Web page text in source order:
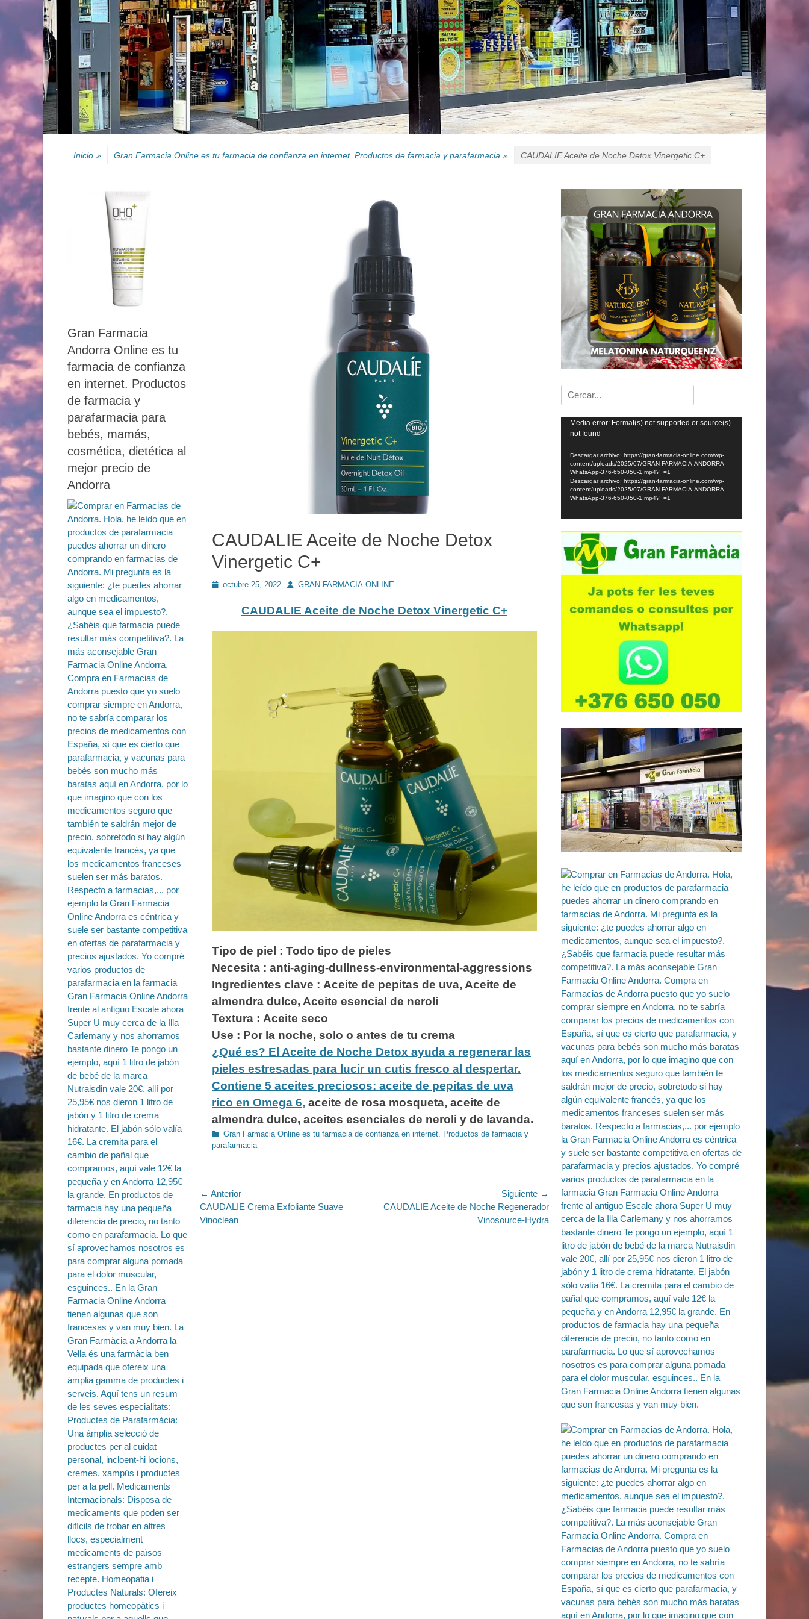
Inicio » Gran Farmacia Online es tu farmacia de confianza en internet. Productos de farmacia y parafarmacia » CAUDALIE Aceite de Noche Detox Vinergetic C+
CAUDALIE Aceite de Noche Detox
Vinergetic C+
Publicado
octubre 25, 2022 AutorGRAN-FARMACIA-ONLINE
CAUDALIE Aceite de Noche Detox Vinergetic C+
Tipo de piel : Todo tipo de pieles
Necesita : anti-aging-dullness-environmental-aggressions
Ingredientes clave : Aceite de pepitas de uva, Aceite de
almendra dulce, Aceite esencial de neroli
Textura : Aceite seco
Use : Por la noche, solo o antes de tu crema
¿Qué es? El Aceite de Noche Detox ayuda a regenerar las
pieles estresadas para lucir un cutis fresco al despertar.
Contiene 5 aceites preciosos: aceite de pepitas de uva
rico en Omega 6, aceite de rosa mosqueta, aceite de
almendra dulce, aceites esenciales de neroli y de lavanda.
Categorías
Gran Farmacia Online es tu farmacia de confianza en internet. Productos de farmacia y
parafarmacia
Navegación
de
← Anterior
Entrada
anterior:
CAUDALIE Crema Exfoliante Suave
Vinoclean
Siguiente →
Entrada
CAUDALIE Aceite de Noche Regenerador
Vinosource-Hydra
Buscar:
Reproductor
Media error: Format(s) not supported or source(s)
not found
Descargar archivo: https://gran-farmacia-online.com/wp-
content/uploads/2025/07/GRAN-FARMACIA-ANDORRA-
WhatsApp-376-650-050-1.mp4?_=1
Descargar archivo: https://gran-farmacia-online.com/wp-
content/uploads/2025/07/GRAN-FARMACIA-ANDORRA-
WhatsApp-376-650-050-1.mp4?_=1
Gran Farmacia
Andorra Online es tu
farmacia de confianza
en internet. Productos
de farmacia y
parafarmacia para
bebés, mamás,
cosmética, dietética al
mejor precio de
Andorra